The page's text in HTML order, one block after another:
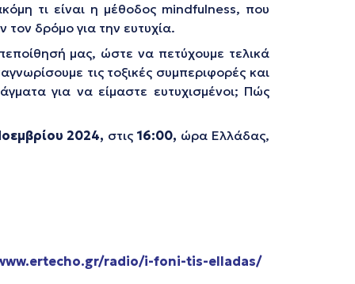
τι είναι η μέθοδος mindfulness, που
τον δρόμο για την ευτυχία.
μας, ώστε να πετύχουμε τελικά
τις τοξικές συμπεριφορές και
για να είμαστε ευτυχισμένοι; Πώς
2024, στις16:00, ώρα Ελλάδας,
radio/i-foni-tis-elladas/